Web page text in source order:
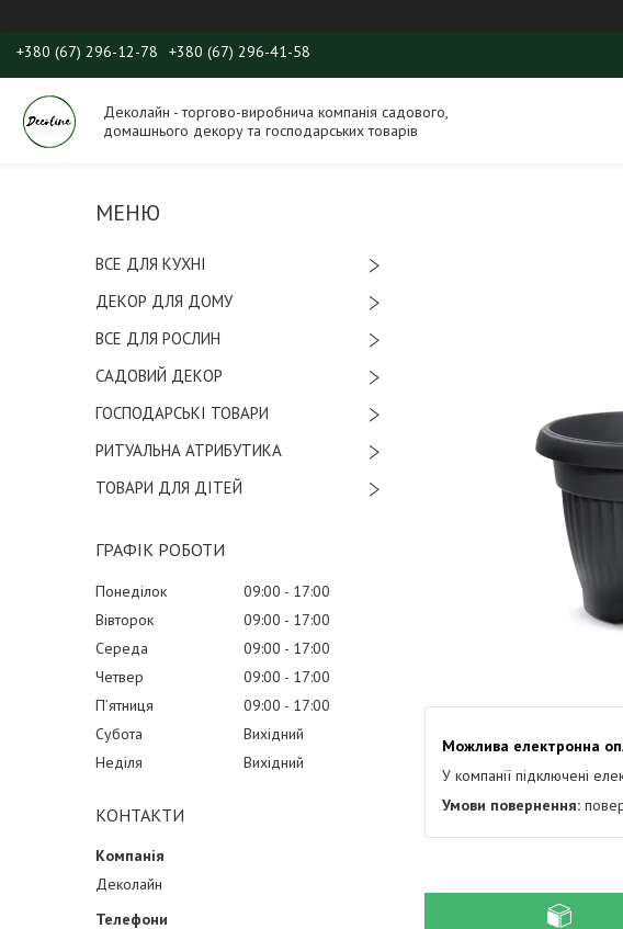
+380 (67) 296-12-78 +380 (67) 296-41-58
Деколайн - торгово-виробнича компанія садового,
домашнього декору та господарських товарів
ВСЕ ДЛЯ КУХНІ
ДЕКОР ДЛЯ ДОМУ
ВСЕ ДЛЯ РОСЛИН
САДОВИЙ ДЕКОР
ГОСПОДАРСЬКІ ТОВАРИ
РИТУАЛЬНА АТРИБУТИКА
ТОВАРИ ДЛЯ ДІТЕЙ
ГРАФІК РОБОТИ
Понеділок 09:00
17:00
Вівторок
09:00
17:00
Середа
09:00
17:00
Четвер
09:00
17:00
Пʼятниця
09:00
17:00
Субота
Вихідний
Неділя
Вихідний
КОНТАКТИ
Деколайн
У компанії підключені